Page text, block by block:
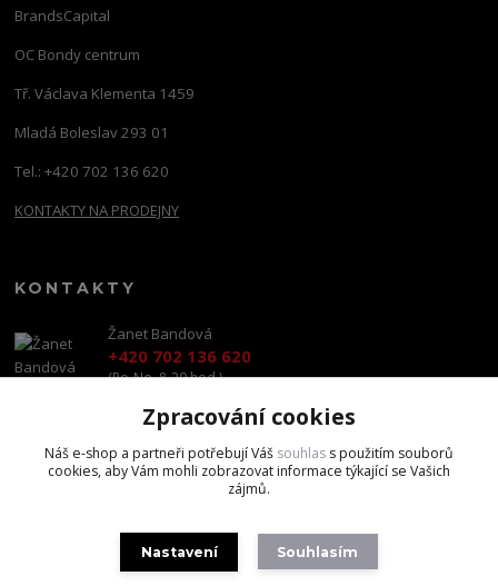
BrandsCapital
OC Bondy centrum
Tř. Václava Klementa 1459
Mladá Boleslav 293 01
Tel.: +420 702 136 620
KONTAKTY NA PRODEJNY
KONTAKTY
Žanet Bandová
+420 702 136 620
(Po-Ne, 8-20 hod.)
shop@brandscapital.cz
Zpracování cookies
Náš e-shop a partneři potřebují Váš souhlas s použitím souborů
cookies, aby Vám mohli zobrazovat informace týkající se Vašich
zájmů.
Nastavení Souhlasím